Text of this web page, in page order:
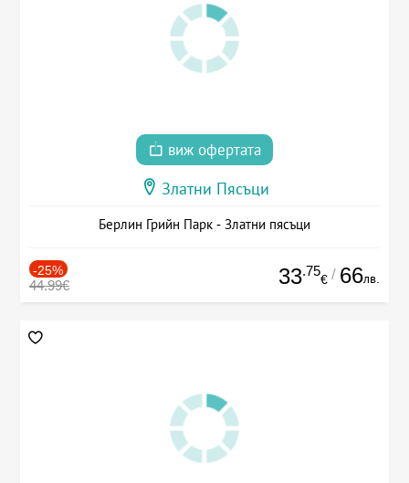
виж офертата
Златни Пясъци
Берлин Грийн Парк - Златни пясъци
-25%
44.99€ 33.75
€ / 66лв.